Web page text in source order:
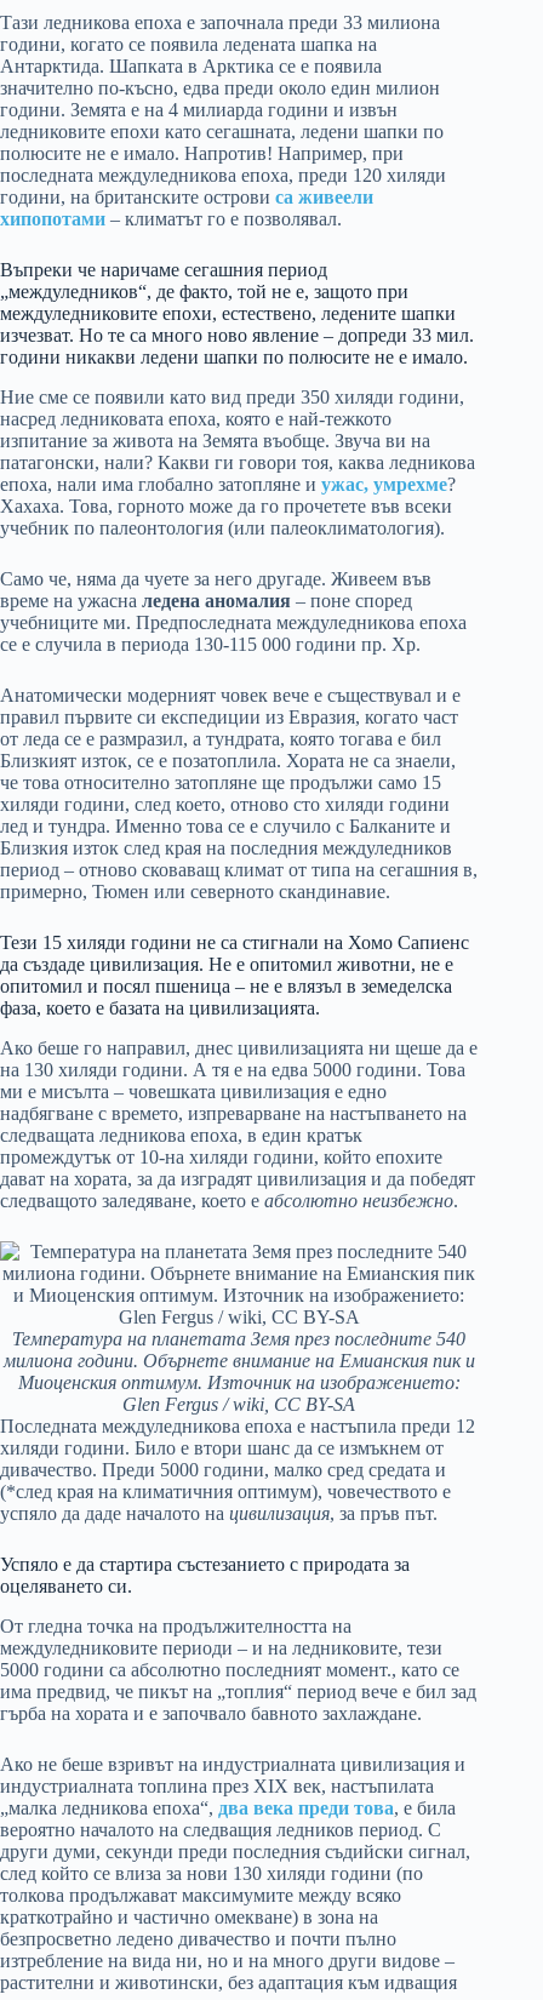
Тази ледникова епоха е започнала преди 33 милиона
години, когато се появила ледената шапка на
Антарктида. Шапката в Арктика се е появила
значително по-късно, едва преди около един милион
години. Земята е на 4 милиарда години и извън
ледниковите епохи като сегашната, ледени шапки по
полюсите не е имало. Напротив! Например, при
последната междуледникова епоха, преди 120 хиляди
години, на британските острови са живеели
хипопотами – климатът го е позволявал.
Въпреки че наричаме сегашния период
„междуледников“, де факто, той не е, защото при
междуледниковите епохи, естествено, ледените шапки
изчезват. Но те са много ново явление – допреди 33 мил.
години никакви ледени шапки по полюсите не е имало.
Ние сме се появили като вид преди 350 хиляди години,
насред ледниковата епоха, която е най-тежкото
изпитание за живота на Земята въобще. Звуча ви на
патагонски, нали? Какви ги говори тоя, каква ледникова
епоха, нали има глобално затопляне и ужас, умрехме?
Хахаха. Това, горното може да го прочетете във всеки
учебник по палеонтология (или палеоклиматология).
Само че, няма да чуете за него другаде. Живеем във
време на ужасна ледена аномалия – поне според
учебниците ми. Предпоследната междуледникова епоха
се е случила в периода 130-115 000 години пр. Хр.
Анатомически модерният човек вече е съществувал и е
правил първите си експедиции из Евразия, когато част
от леда се е размразил, а тундрата, която тогава е бил
Близкият изток, се е позатоплила. Хората не са знаели,
че това относително затопляне ще продължи само 15
хиляди години, след което, отново сто хиляди години
лед и тундра. Именно това се е случило с Балканите и
Близкия изток след края на последния междуледников
период – отново сковаващ климат от типа на сегашния в,
примерно, Тюмен или северното скандинавие.
Тези 15 хиляди години не са стигнали на Хомо Сапиенс
да създаде цивилизация. Не е опитомил животни, не е
опитомил и посял пшеница – не е влязъл в земеделска
фаза, което е базата на цивилизацията.
Ако беше го направил, днес цивилизацията ни щеше да е
на 130 хиляди години. А тя е на едва 5000 години. Това
ми е мисълта – човешката цивилизация е едно
надбягване с времето, изпреварване на настъпването на
следващата ледникова епоха, в един кратък
промеждутък от 10-на хиляди години, който епохите
дават на хората, за да изградят цивилизация и да победят
следващото заледяване, което е абсолютно неизбежно.
Температура на планетата Земя през последните 540
милиона години. Обърнете внимание на Емианския пик и
Миоценския оптимум. Източник на изображението:
Glen Fergus / wiki, CC BY-SA
Последната междуледникова епоха е настъпила преди 12
хиляди години. Било е втори шанс да се измъкнем от
дивачество. Преди 5000 години, малко сред средата и
(*след края на климатичния оптимум), човечеството е
успяло да даде началото на цивилизация, за пръв път.
Успяло е да стартира състезанието с природата за
оцеляването си.
От гледна точка на продължителността на
междуледниковите периоди – и на ледниковите, тези
5000 години са абсолютно последният момент., като се
има предвид, че пикът на „топлия“ период вече е бил зад
гърба на хората и е започвало бавното захлаждане.
Ако не беше взривът на индустриалната цивилизация и
индустриалната топлина през XIX век, настъпилата
„малка ледникова епоха“, два века преди това, е била
вероятно началото на следващия ледников период. С
други думи, секунди преди последния съдийски сигнал,
след който се влиза за нови 130 хиляди години (по
толкова продължават максимумите между всяко
краткотрайно и частично омекване) в зона на
безпросветно ледено дивачество и почти пълно
изтребление на вида ни, но и на много други видове –
растителни и животински, без адаптация към идващия